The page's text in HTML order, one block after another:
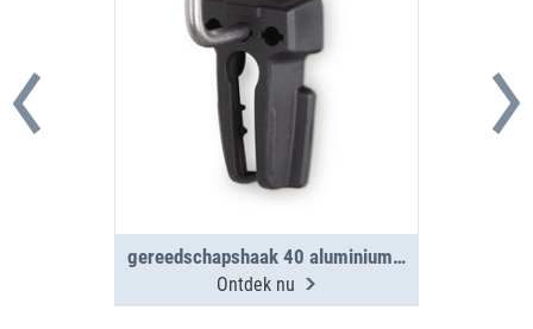
gereedschapshaak 40 aluminium zijwand
Ontdek nu